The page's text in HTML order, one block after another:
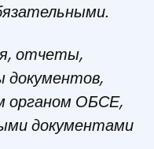
отчеты,
документов,
органом ОБСЕ,
документами